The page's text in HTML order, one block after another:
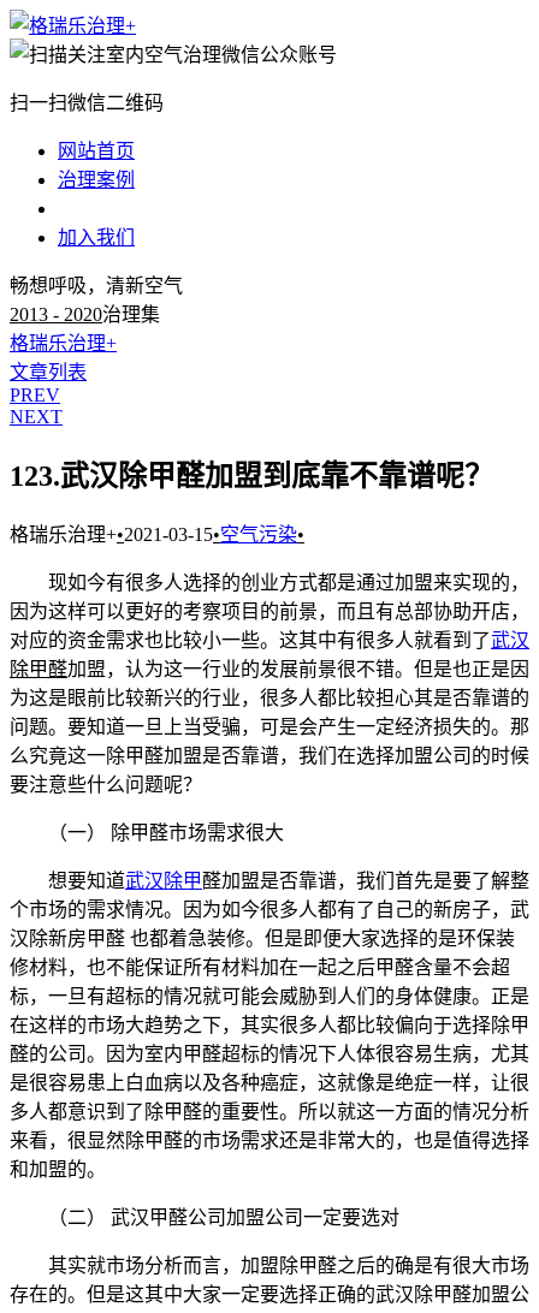
扫一扫微信二维码
网站首页
治理案例
加入我们
畅想呼吸，清新空气
2013 - 2020治理集
格瑞乐治理+
文章列表
PREV
NEXT
123.武汉除甲醛加盟到底靠不靠谱呢？
格瑞乐治理+•2021-03-15•空气污染•
现如今有很多人选择的创业方式都是通过加盟来实现的，
因为这样可以更好的考察项目的前景，而且有总部协助开店，
对应的资金需求也比较小一些。这其中有很多人就看到了武汉
除甲醛加盟，认为这一行业的发展前景很不错。但是也正是因
为这是眼前比较新兴的行业，很多人都比较担心其是否靠谱的
问题。要知道一旦上当受骗，可是会产生一定经济损失的。那
么究竟这一除甲醛加盟是否靠谱，我们在选择加盟公司的时候
要注意些什么问题呢？
（一） 除甲醛市场需求很大
想要知道武汉除甲醛加盟是否靠谱，我们首先是要了解整
个市场的需求情况。因为如今很多人都有了自己的新房子，武
汉除新房甲醛 也都着急装修。但是即便大家选择的是环保装
修材料，也不能保证所有材料加在一起之后甲醛含量不会超
标，一旦有超标的情况就可能会威胁到人们的身体健康。正是
在这样的市场大趋势之下，其实很多人都比较偏向于选择除甲
醛的公司。因为室内甲醛超标的情况下人体很容易生病，尤其
是很容易患上白血病以及各种癌症，这就像是绝症一样，让很
多人都意识到了除甲醛的重要性。所以就这一方面的情况分析
来看，很显然除甲醛的市场需求还是非常大的，也是值得选择
和加盟的。
（二） 武汉甲醛公司加盟公司一定要选对
其实就市场分析而言，加盟除甲醛之后的确是有很大市场
存在的。但是这其中大家一定要选择正确的武汉除甲醛加盟公